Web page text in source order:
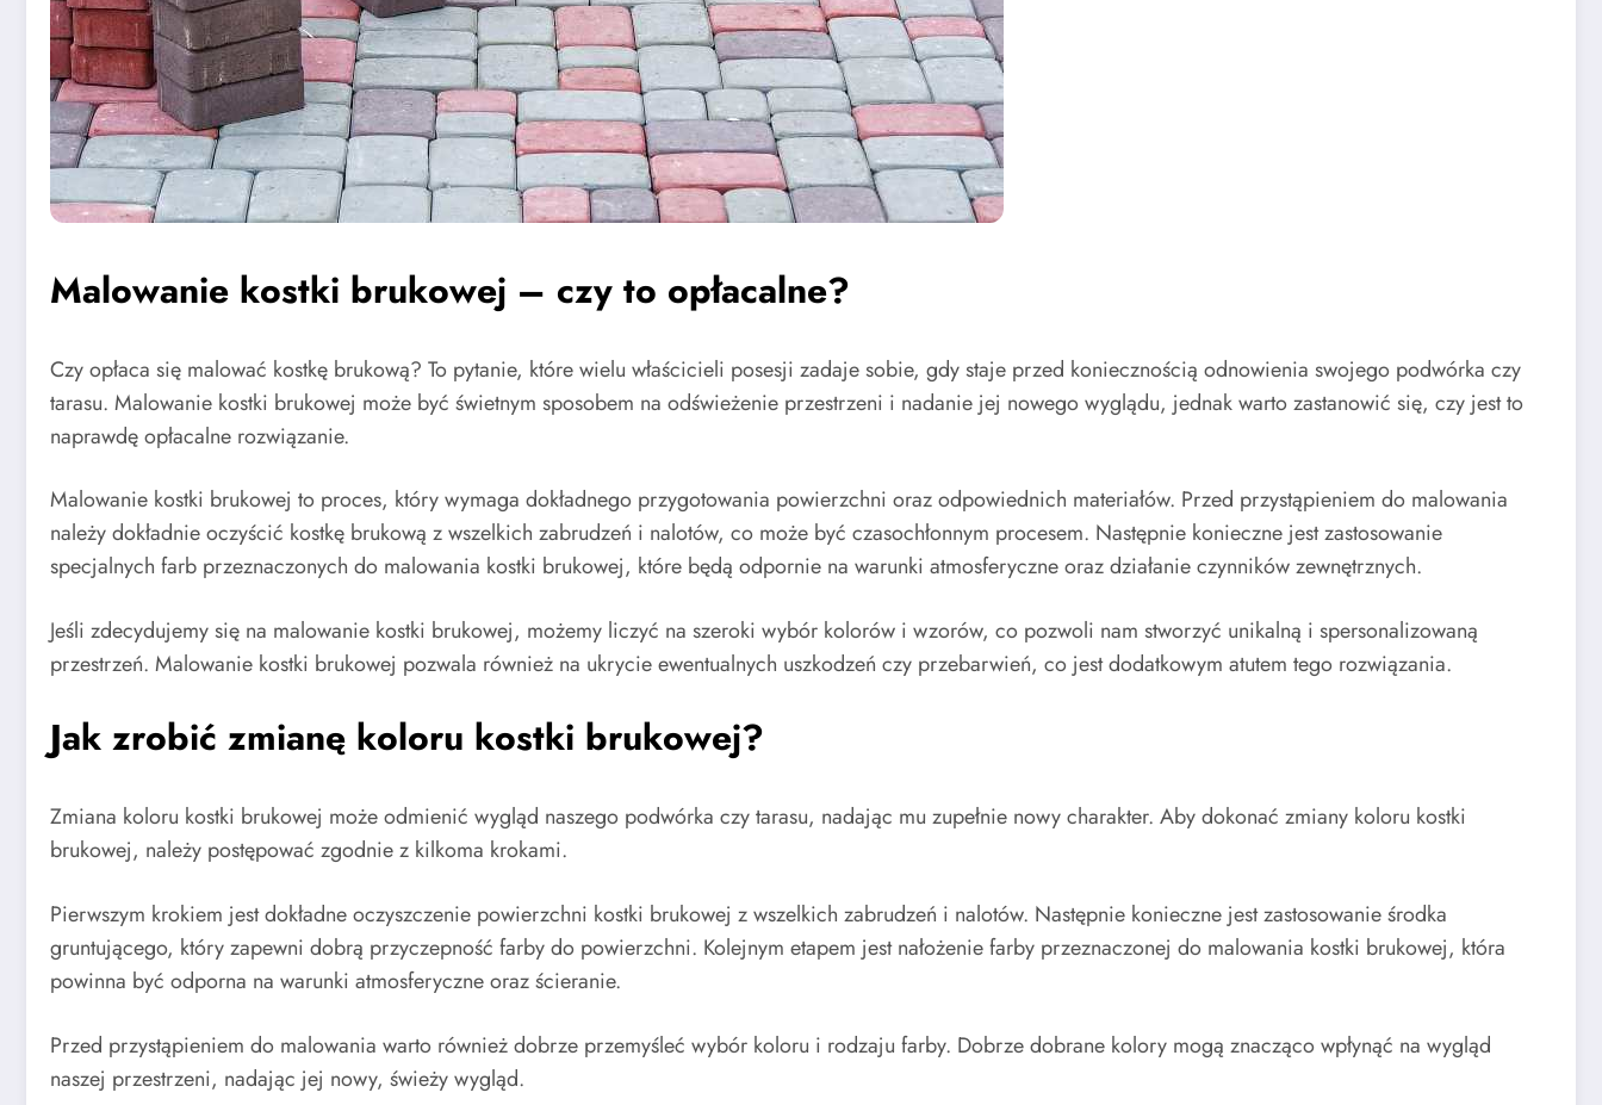
Malowanie kostki brukowej – czy to opłacalne?
Czy opłaca się malować kostkę brukową? To pytanie, które wielu właścicieli posesji zadaje sobie, gdy staje przed koniecznością odnowienia swojego podwórka czy
tarasu. Malowanie kostki brukowej może być świetnym sposobem na odświeżenie przestrzeni i nadanie jej nowego wyglądu, jednak warto zastanowić się, czy jest to
naprawdę opłacalne rozwiązanie.
Malowanie kostki brukowej to proces, który wymaga dokładnego przygotowania powierzchni oraz odpowiednich materiałów. Przed przystąpieniem do malowania
należy dokładnie oczyścić kostkę brukową z wszelkich zabrudzeń i nalotów, co może być czasochłonnym procesem. Następnie konieczne jest zastosowanie
specjalnych farb przeznaczonych do malowania kostki brukowej, które będą odpornie na warunki atmosferyczne oraz działanie czynników zewnętrznych.
Jeśli zdecydujemy się na malowanie kostki brukowej, możemy liczyć na szeroki wybór kolorów i wzorów, co pozwoli nam stworzyć unikalną i spersonalizowaną
przestrzeń. Malowanie kostki brukowej pozwala również na ukrycie ewentualnych uszkodzeń czy przebarwień, co jest dodatkowym atutem tego rozwiązania.
Jak zrobić zmianę koloru kostki brukowej?
Zmiana koloru kostki brukowej może odmienić wygląd naszego podwórka czy tarasu, nadając mu zupełnie nowy charakter. Aby dokonać zmiany koloru kostki
brukowej, należy postępować zgodnie z kilkoma krokami.
Pierwszym krokiem jest dokładne oczyszczenie powierzchni kostki brukowej z wszelkich zabrudzeń i nalotów. Następnie konieczne jest zastosowanie środka
gruntującego, który zapewni dobrą przyczepność farby do powierzchni. Kolejnym etapem jest nałożenie farby przeznaczonej do malowania kostki brukowej, która
powinna być odporna na warunki atmosferyczne oraz ścieranie.
Przed przystąpieniem do malowania warto również dobrze przemyśleć wybór koloru i rodzaju farby. Dobrze dobrane kolory mogą znacząco wpłynąć na wygląd
naszej przestrzeni, nadając jej nowy, świeży wygląd.